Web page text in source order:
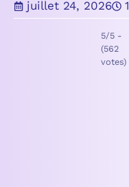
juillet 24, 2026
5/5 -
(562
votes)